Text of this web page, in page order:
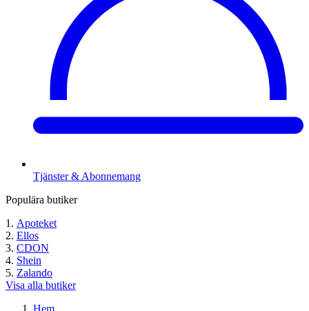
Tjänster & Abonnemang
Populära butiker
Apoteket
Ellos
CDON
Shein
Zalando
Visa alla butiker
Hem